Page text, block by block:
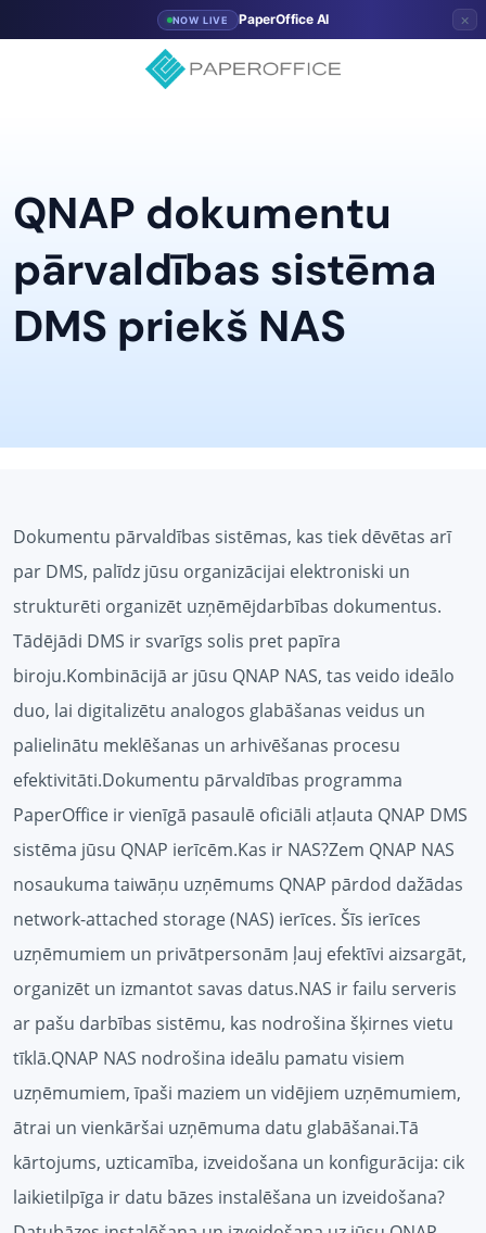
NOW LIVE PaperOffice AI ×
QNAP dokumentu
pārvaldības sistēma
DMS priekš NAS
Dokumentu pārvaldības sistēmas, kas tiek dēvētas arī
par DMS, palīdz jūsu organizācijai elektroniski un
strukturēti organizēt uzņēmējdarbības dokumentus.
Tādējādi DMS ir svarīgs solis pret papīra
biroju.Kombinācijā ar jūsu QNAP NAS, tas veido ideālo
duo, lai digitalizētu analogos glabāšanas veidus un
palielinātu meklēšanas un arhivēšanas procesu
efektivitāti.Dokumentu pārvaldības programma
PaperOffice ir vienīgā pasaulē oficiāli atļauta QNAP DMS
sistēma jūsu QNAP ierīcēm.Kas ir NAS?Zem QNAP NAS
nosaukuma taiwāņu uzņēmums QNAP pārdod dažādas
network-attached storage (NAS) ierīces. Šīs ierīces
uzņēmumiem un privātpersonām ļauj efektīvi aizsargāt,
organizēt un izmantot savas datus.NAS ir failu serveris
ar pašu darbības sistēmu, kas nodrošina šķirnes vietu
tīklā.QNAP NAS nodrošina ideālu pamatu visiem
uzņēmumiem, īpaši maziem un vidējiem uzņēmumiem,
ātrai un vienkāršai uzņēmuma datu glabāšanai.Tā
kārtojums, uzticamība, izveidošana un konfigurācija: cik
laikietilpīga ir datu bāzes instalēšana un izveidošana?